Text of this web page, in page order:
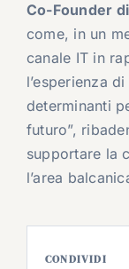
Co-Founder
come, in un
canale IT in
l’esperienza
determinanti
futuro”,
supportare la
l’area
CONDIVIDI